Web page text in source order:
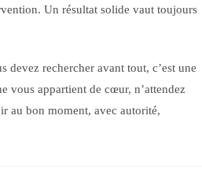
Un résultat solide vaut toujours
rechercher avant tout, c’est une
vous appartient de cœur, n’attendez
au bon moment, avec autorité,